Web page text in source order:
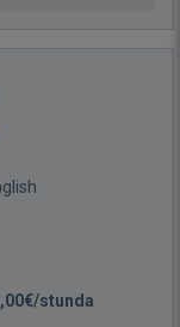
stunda